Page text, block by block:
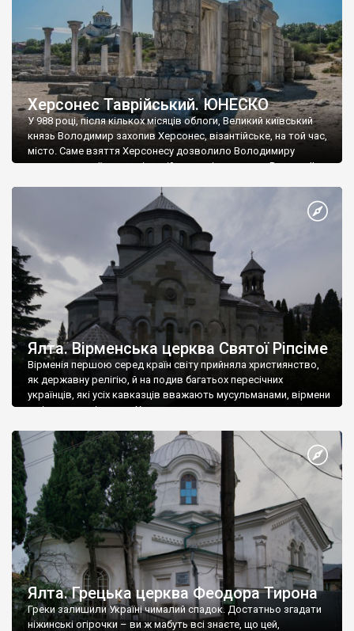
Херсонес Таврійський. ЮНЕСКО
У 988 році, після кількох місяців облоги, Великий київський
князь Володимир захопив Херсонес, візантійське, на той час,
місто. Саме взяття Херсонесу дозволило Володимиру
диктувати свої умови візантійському імператору Василю ІІ, та
Херсонесі Володимир-язичник, став Василем-християнином.
А потім було Хрещення Русі. На честь Херсонесу Таврійського
Ялта. Вірменська церква Святої Ріпсіме
Вірменія першою серед країн світу прийняла християнство,
як державну релігію, й на подив багатьох пересічних
українців, які усіх кавказців вважають мусульманами, вірмени
є відданими вірянами Христа
Ялта. Грецька церква Феодора Тирона
Греки залишили Україні чималий спадок. Достатньо згадати
ніжинські огірочки – ви ж мабуть всі знаєте, що цей,